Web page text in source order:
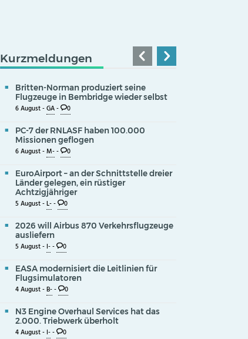
Kurzmeldungen
Britten-Norman produziert seine
Flugzeuge in Bembridge wieder selbst
6 August -GA- 0
PC-7 der RNLASF haben 100.000
Missionen geflogen
6 August -M-- 0
EuroAirport – an der Schnittstelle dreier
Länder gelegen, ein rüstiger
Achtzigjähriger
5 August -L-- 0
2026 will Airbus 870 Verkehrsflugzeuge
ausliefern
5 August -I-- 0
EASA modernisiert die Leitlinien für
Flugsimulatoren
4 August -B-- 0
N3 Engine Overhaul Services hat das
2.000. Triebwerk überholt
4 August -I-- 0